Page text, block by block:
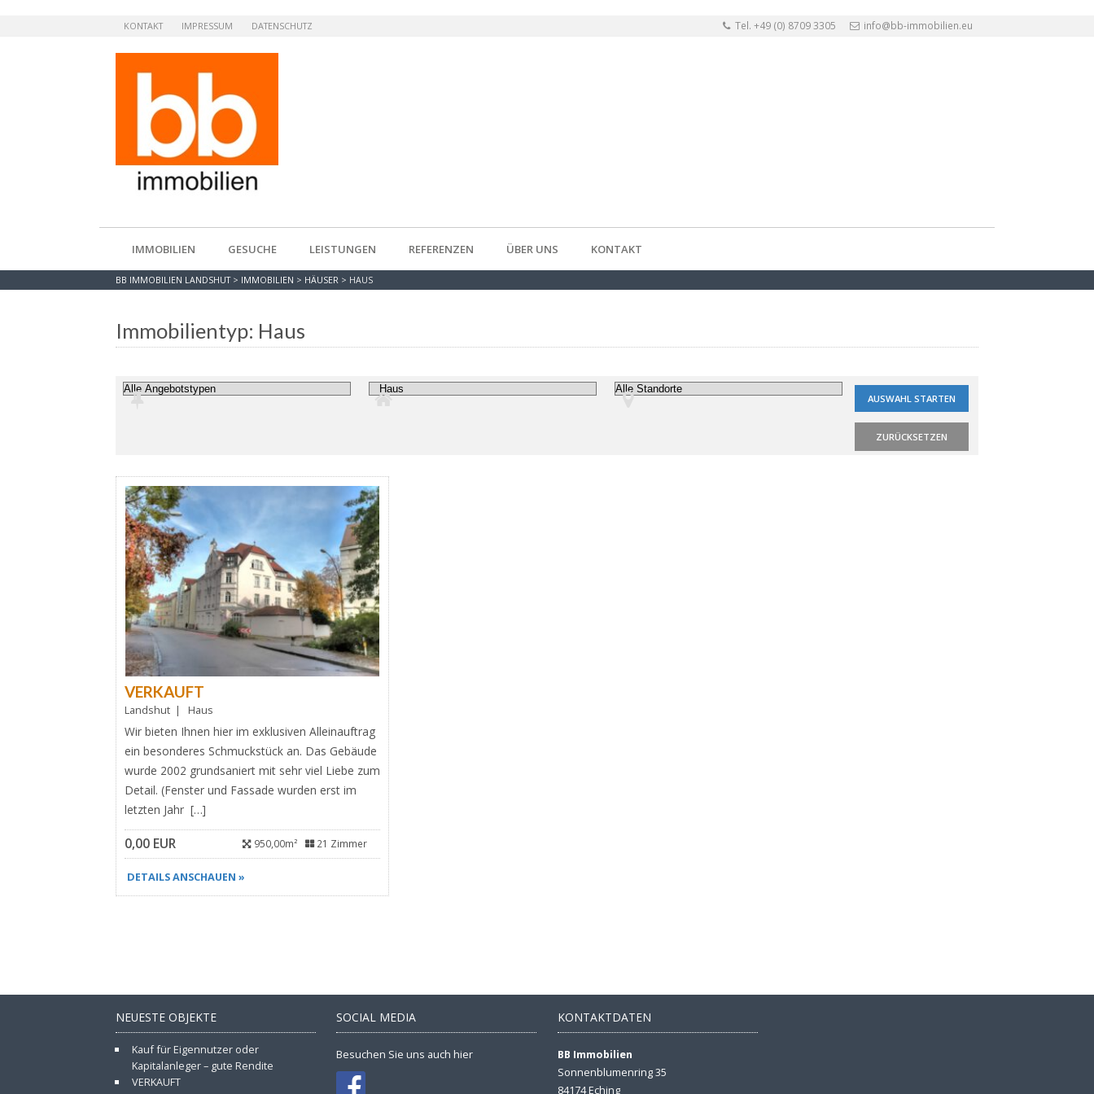
KONTAKT IMPRESSUM DATENSCHUTZ Tel. +49 (0) 8709 3305 info@bb-immobilien.eu
IMMOBILIEN GESUCHE LEISTUNGEN REFERENZEN ÜBER UNS KONTAKT
BB IMMOBILIEN LANDSHUT> IMMOBILIEN > HÄUSER > HAUS
Immobilientyp: Haus
ZURÜCKSETZEN
VERKAUFT
Landshut | Haus
Wir bieten Ihnen hier im exklusiven Alleinauftrag
ein besonderes Schmuckstück an. Das Gebäude
wurde 2002 grundsaniert mit sehr viel Liebe zum
Detail. (Fenster und Fassade wurden erst im
letzten Jahr […]
0,00 EUR 950,00m² 21 Zimmer
DETAILS ANSCHAUEN »
NEUESTE OBJEKTE
Kauf für Eigennutzer oder
Kapitalanleger – gute Rendite
VERKAUFT
SOCIAL MEDIA
Besuchen Sie uns auch hier
KONTAKTDATEN
BB Immobilien
Sonnenblumenring 35
84174 Eching